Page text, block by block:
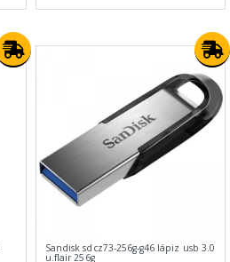
Sandisk sdcz73-256g-g46 lápiz usb 3.0
u.flair 256g